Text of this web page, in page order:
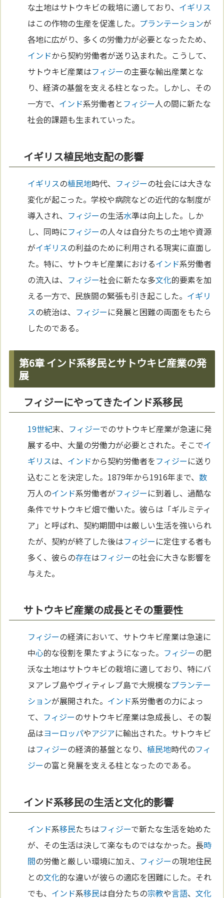
な土地はサトウキビの栽培に適しており、 イギリス
はこの作物の生産を促進した。 プランテーションが
各地に広がり、多くの労働力が必要となったため、
インドから契約労働者が送り込まれた。こうして、
サトウキビ産業はフィジーの主要な輸出産業とな
り、経済の基盤を支える柱となった。しかし、その
一方で、 インド系労働者と フィジー人の間に新たな
社会的課題も生まれていった。
イギリス植民地支配の影響
イギリスの植民地時代、 フィジーの社会には大きな
変化が起こった。学校や病院などの近代的な制度が
導入され、 フィジーの生活水準は向上した。しか
し、同時にフィジーの人々は自分たちの土地や資源
がイギリスの利益のために利用される現実に直面し
た。特に、サトウキビ産業におけるインド系労働者
の流入は、 フィジー社会に新たな多文化的要素を加
える一方で、民族間の緊張も引き起こした。 イギリ
スの統治は、 フィジーに発展と困難の両面をもたら
したのである。
第6章 インド系移民とサトウキビ産業の発
展
フィジーにやってきたインド系移民
19世紀末、 フィジーでのサトウキビ産業が急速に発
展する中、大量の労働力が必要とされた。そこでイ
ギリスは、 インドから契約労働者をフィジーに送り
込むことを決定した。1879年から1916年まで、数
万人のインド系労働者がフィジーに到着し、過酷な
条件でサトウキビ畑で働いた。彼らは「ギルミティ
ア」と呼ばれ、契約期間中は厳しい生活を強いられ
たが、契約が終了した後はフィジーに定住する者も
多く、彼らの存在はフィジーの社会に大きな影響を
与えた。
サトウキビ産業の成長とその重要性
フィジーの経済において、サトウキビ産業は急速に
中心的な役割を果たすようになった。 フィジーの肥
沃な土地はサトウキビの栽培に適しており、特にバ
ヌアレブ島やヴィティレブ島で大規模なプランテー
ションが展開された。 インド系労働者の力によっ
て、 フィジーのサトウキビ産業は急成長し、その製
品はヨーロッパやアジアに輸出された。サトウキビ
はフィジーの経済的基盤となり、植民地時代のフィ
ジーの富と発展を支える柱となったのである。
インド系移民の生活と文化的影響
インド系移民たちはフィジーで新たな生活を始めた
が、その生活は決して楽なものではなかった。長時
間の労働と厳しい環境に加え、 フィジーの現地住民
との文化的な違いが彼らの適応を困難にした。それ
でも、 インド系移民は自分たちの宗教や言語、文化